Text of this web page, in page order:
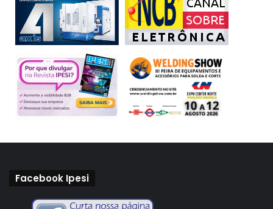
Facebook Ipesi